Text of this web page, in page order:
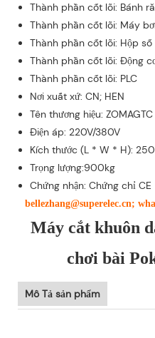
Thành phần cốt lõi: Bánh
Thành phần cốt lõi: Máy
Thành phần cốt lõi: Hộp số
Thành phần cốt lõi: Động
Thành phần cốt lõi: PLC
Nơi xuất xứ: CN; HEN
Tên thương hiệu: ZOMAGTC
Điện áp: 220V/380V
Kích thước (L * W * H):
Trọng lượng:900kg
Chứng nhận: Chứng chỉ CE
bellezhang@superelec.cn;
Máy cắt khuôn
chơi bài
Mô Tả sản phẩm